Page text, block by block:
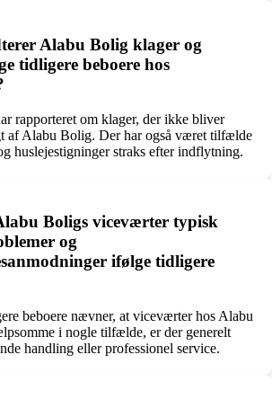
Alabu Bolig klager og
tidligere beboere hos
rapporteret om klager, der ikke bliver
af Alabu Bolig. Der har også været tilfælde
huslejestigninger straks efter indflytning.
Boligs viceværter typisk
og
ifølge tidligere
beboere nævner, at viceværter hos Alabu
i nogle tilfælde, er der generelt
handling eller professionel service.